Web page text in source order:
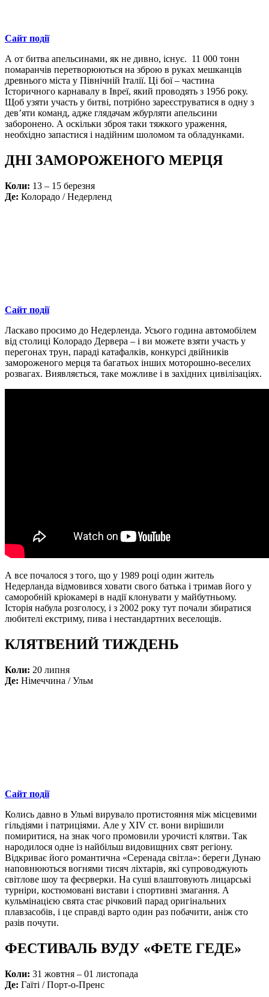
Сайт події
А от битва апельсинами, як не дивно, існує. 11 000 тонн
помаранчів перетворюються на зброю в руках мешканців
древнього міста у Північній Італії. Ці бої – частина
Історичного карнавалу в Івреї, який проводять з 1956 року.
Щоб узяти участь у битві, потрібно зареєструватися в одну з
дев’яти команд, адже глядачам жбурляти апельсини
заборонено. А оскільки зброя таки тяжкого ураження,
необхідно запастися і надійним шоломом та обладунками.
ДНІ ЗАМОРОЖЕНОГО МЕРЦЯ
Коли: 13 – 15 березня
Де: Колорадо / Недерленд
Сайт події
Ласкаво просимо до Недерленда. Усього година автомобілем
від столиці Колорадо Дервера – і ви можете взяти участь у
перегонах трун, параді катафалків, конкурсі двійників
замороженого мерця та багатьох інших моторошно-веселих
розвагах. Виявляється, таке можливе і в західних цивілізаціях.
А все почалося з того, що у 1989 році один житель
Недерланда відмовився ховати свого батька і тримав його у
саморобній кріокамері в надії клонувати у майбутньому.
Історія набула розголосу, і з 2002 року тут почали збиратися
любителі екстриму, пива і нестандартних веселощів.
КЛЯТВЕНИЙ ТИЖДЕНЬ
Коли: 20 липня
Де: Німеччина / Ульм
Сайт події
Колись давно в Ульмі вирувало протистояння між місцевими
гільдіями і патриціями. Але у XIV ст. вони вирішили
помиритися, на знак чого промовили урочисті клятви. Так
народилося одне із найбільш видовищних свят регіону.
Відкриває його романтична «Серенада світла»: береги Дунаю
наповнюються вогнями тисяч ліхтарів, які супроводжують
світлове шоу та феєрверки. На суші влаштовують лицарські
турніри, костюмовані вистави і спортивні змагання. А
кульмінацією свята стає річковий парад оригінальних
плавзасобів, і це справді варто один раз побачити, аніж сто
разів почути.
ФЕСТИВАЛЬ ВУДУ «ФЕТЕ ГЕДЕ»
Коли: 31 жовтня – 01 листопада
Де: Гаїті / Порт-о-Пренс